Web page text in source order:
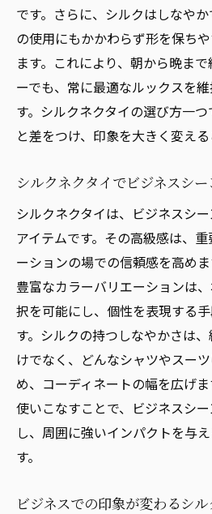
です。さらに、シルクはしなや
の使用にもかかわらず形を保ち
ます。これにより、朝から晩ま
ーでも、常に最適なルックスを
す。シルクネクタイの選び方一
と差をつけ、印象を大きく変える
シルクネクタイでビジネスシ
シルクネクタイは、ビジネスシ
アイテムです。その高級感は、
ーションの場での信頼感を高め
豊富なカラーバリエーションは
択を可能にし、個性を表現する
す。シルクの持つしなやかさは
けでなく、どんなシャツやスー
め、コーディネートの幅を広げ
使いこなすことで、ビジネスシ
し、周囲に強いインパクトを与
す。
ビジネスでの印象が変わるシ